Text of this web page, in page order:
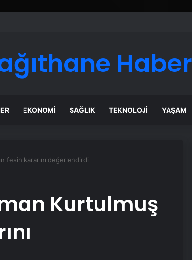
Haber
EKONOMI SAĞLIK TEKNOLOJI YAŞAM
fesih kararını değerlendirdi
Kurtulmuş